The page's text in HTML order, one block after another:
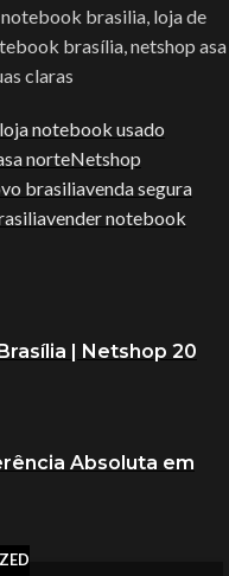
brasilia, loja de
brasília, netshop asa
claras
loja notebook usado
norteNetshop
brasiliavenda segura
vender notebook
| Netshop 20
Absoluta em